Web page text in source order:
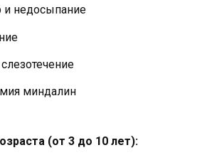
и недосыпание
миндалин
(от 3 до 10 лет):